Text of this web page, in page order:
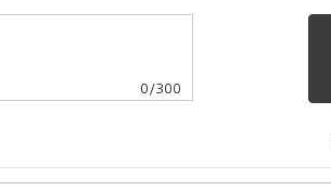
0 /300